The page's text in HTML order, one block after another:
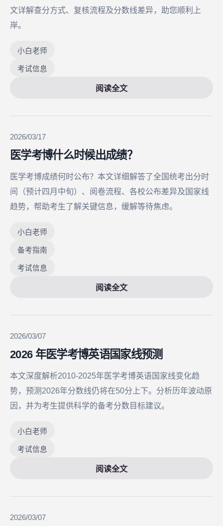
文详解查分方式、复核流程及分数线差异，助您顺利上
岸。
小白老师
考试信息
阅读全文
2026/03/17
医学考博什么时候出成绩？
医学考博成绩何时公布？本文详细解答了全国统考出分时
间（预计四月中旬）、阅卷流程、各校公布差异及国家线
趋势，帮助考生了解关键信息，缓解等待焦虑。
小白老师
备考指南
考试信息
阅读全文
2026/03/07
2026 年医学考博英语国家线预测
本文深度解析2010-2025年医学考博英语国家线变化趋
势，预测2026年分数线仍将在50分上下。分析历年波动原
因，并为考生提供科学的备考分数目标建议。
小白老师
考试信息
阅读全文
2026/03/07